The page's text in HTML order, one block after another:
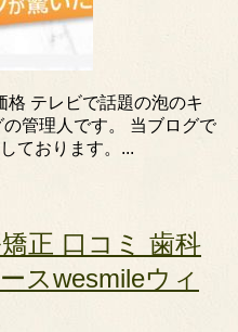
格 テレビで話題の泡のキ
管理人です。 当ブログで
ております。...
正 口コミ 歯科
スwesmileウィ